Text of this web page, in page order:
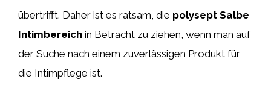
übertrifft. Daher ist es ratsam, die polysept Salbe
Intimbereich in Betracht zu ziehen, wenn man auf
der Suche nach einem zuverlässigen Produkt für
die Intimpflege ist.